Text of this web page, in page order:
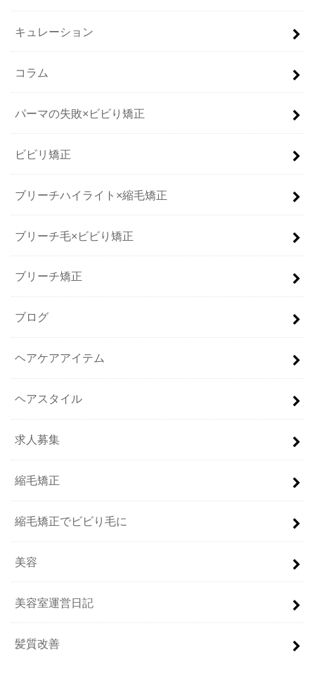
キュレーション
コラム
パーマの失敗×ビビり矯正
ビビリ矯正
ブリーチハイライト×縮毛矯正
ブリーチ毛×ビビり矯正
ブリーチ矯正
ブログ
ヘアケアアイテム
ヘアスタイル
求人募集
縮毛矯正
縮毛矯正でビビり毛に
美容
美容室運営日記
髪質改善